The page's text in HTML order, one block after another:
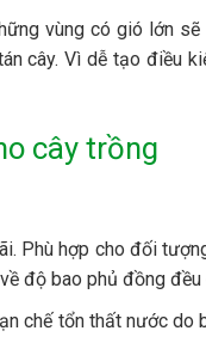
vùng có gió lớn
cây. Vì dễ tạo điều
cây trồng
Phù hợp cho đối
độ bao phủ đồng
chế tổn thất nước